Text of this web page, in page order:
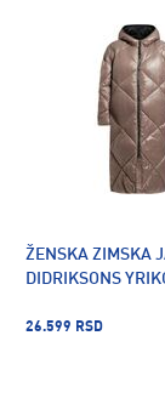
ŽENSKA ZIMSKA
DIDRIKSONS
26.599 RSD